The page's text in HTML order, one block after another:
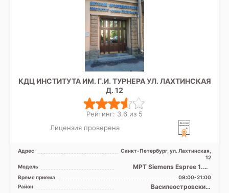
КДЦ ИНСТИТУТА ИМ. Г.И. ТУРНЕРА УЛ. ЛАХТИНСКАЯ
Д. 12
Рейтинг: 3.6 из 5
Лицензия проверена
Адрес
Санкт-Петербург, ул. Лахтинская,
12
Модель
МРТ Siemens Espree 1.5Т
закрытый тип, КТ Siemens
Siemens Definition 40 ...
Время приема
09:00-21:00
Район
Василеостровский,